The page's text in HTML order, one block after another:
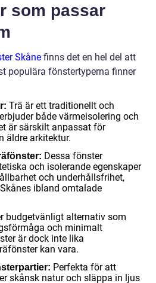
som passar
Skånefinns det en hel del att
populära fönstertyperna finner
Trä är ett traditionellt och
både värmeisolering och
är särskilt anpassat för
äldre arkitektur.
Dessa fönster
och isolerande egenskaper
och underhållsfrihet,
ibland omtalade
budgetvänligt alternativ som
och minimalt
är dock inte lika
kan vara.
Perfekta för att
skånsk natur och släppa in ljus